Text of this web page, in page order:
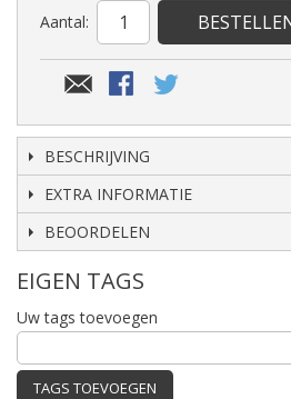
Aantal:
BESCHRIJVING
EXTRA INFORMATIE
BEOORDELEN
EIGEN TAGS
Uw tags toevoegen
TAGS TOEVOEGEN